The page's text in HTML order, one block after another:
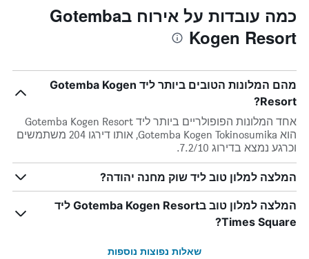
כמה עובדות על אירוח בGotemba
Kogen Resort
מהם המלונות הטובים ביותר ליד Gotemba Kogen
Resort?
אחד המלונות הפופולריים ביותר ליד Gotemba Kogen Resort
הוא Gotemba Kogen Tokinosumika, אותו דירגו 204 משתמשים
וכרגע נמצא בדירוג 7.2/10.
המלצה למלון טוב ליד שוק מחנה יהודה?
המלצה למלון טוב בGotemba Kogen Resort ליד
Times Square?
שאלות נפוצות נוספות